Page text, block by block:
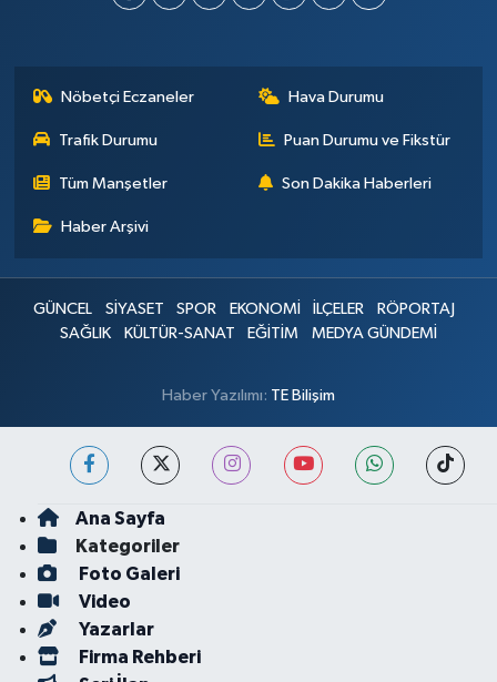
Nöbetçi Eczaneler Hava Durumu
Trafik Durumu Puan Durumu ve Fikstür
Tüm Manşetler Son Dakika Haberleri
Haber Arşivi
GÜNCEL SİYASET SPOR EKONOMİ İLÇELER
RÖPORTAJ
SAĞLIK
KÜLTÜR-SANAT EĞİTİM MEDYA GÜNDEMİ
Haber Yazılımı: TE Bilişim
Ana Sayfa
Kategoriler
Foto Galeri
Video
Yazarlar
Firma Rehberi